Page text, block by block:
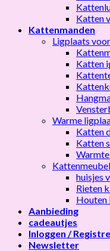
Katten
Kattenmanden
Ligplaats
Katten
Warme
Katten
Katten
huisjes
Rieten
Houten
Aanbieding
cadeautjes
Inloggen /
Newsletter